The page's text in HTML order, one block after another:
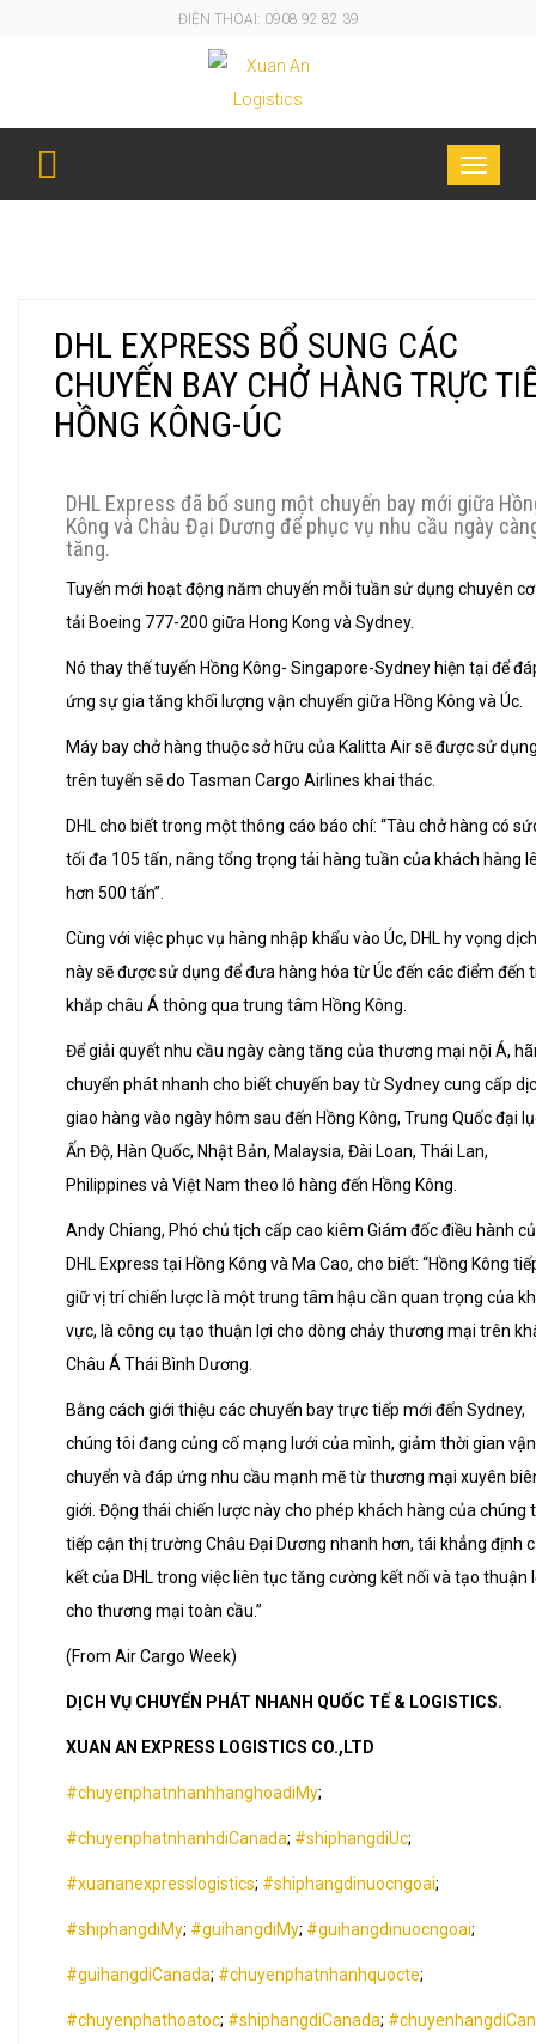
ĐIỆN THOẠI: 0908 92 82 39
Toggle
DHL EXPRESS BỔ SUNG CÁC CHUYẾN BAY CHỞ
HÀNG TRỰC TIẾP HỒNG KÔNG-ÚC
DHL EXPRESS BỔ SUNG CÁC
CHUYẾN BAY CHỞ HÀNG TRỰC
HỒNG KÔNG-ÚC
DHL Express đã bổ sung một chuyến bay mới giữa
Kông và Châu Đại Dương để phục vụ nhu cầu ngày
tăng.
Tuyến mới hoạt động năm chuyến mỗi tuần sử dụng chuyên
tải Boeing 777-200 giữa Hong Kong và Sydney.
Nó thay thế tuyến Hồng Kông- Singapore-Sydney hiện tại để
ứng sự gia tăng khối lượng vận chuyển giữa Hồng Kông và Úc.
Máy bay chở hàng thuộc sở hữu của Kalitta Air sẽ được sử
trên tuyến sẽ do Tasman Cargo Airlines khai thác.
DHL cho biết trong một thông cáo báo chí: “Tàu chở hàng có
tối đa 105 tấn, nâng tổng trọng tải hàng tuần của khách hàng
hơn 500 tấn”.
Cùng với việc phục vụ hàng nhập khẩu vào Úc, DHL hy vọng
này sẽ được sử dụng để đưa hàng hóa từ Úc đến các điểm đến
khắp châu Á thông qua trung tâm Hồng Kông.
Để giải quyết nhu cầu ngày càng tăng của thương mại nội Á,
chuyển phát nhanh cho biết chuyến bay từ Sydney cung cấp
giao hàng vào ngày hôm sau đến Hồng Kông, Trung Quốc đại
Ấn Độ, Hàn Quốc, Nhật Bản, Malaysia, Đài Loan, Thái Lan,
Philippines và Việt Nam theo lô hàng đến Hồng Kông.
Andy Chiang, Phó chủ tịch cấp cao kiêm Giám đốc điều hành
DHL Express tại Hồng Kông và Ma Cao, cho biết: “Hồng Kông
giữ vị trí chiến lược là một trung tâm hậu cần quan trọng của
vực, là công cụ tạo thuận lợi cho dòng chảy thương mại trên
Châu Á Thái Bình Dương.
Bằng cách giới thiệu các chuyến bay trực tiếp mới đến Sydney,
chúng tôi đang củng cố mạng lưới của mình, giảm thời gian vận
chuyển và đáp ứng nhu cầu mạnh mẽ từ thương mại xuyên
giới. Động thái chiến lược này cho phép khách hàng của chúng
tiếp cận thị trường Châu Đại Dương nhanh hơn, tái khẳng định
kết của DHL trong việc liên tục tăng cường kết nối và tạo thuận
cho thương mại toàn cầu.”
(From Air Cargo Week)
DỊCH VỤ CHUYỂN PHÁT NHANH QUỐC TẾ & LOGISTICS.
XUAN AN EXPRESS LOGISTICS CO.,LTD
#chuyenphatnhanhhanghoadiMy;
#chuyenphatnhanhdiCanada; #shiphangdiUc;
#xuananexpresslogistics; #shiphangdinuocngoai;
#shiphangdiMy; #guihangdiMy; #guihangdinuocngoai;
#guihangdiCanada; #chuyenphatnhanhquocte;
#chuyenphathoatoc; #shiphangdiCanada;